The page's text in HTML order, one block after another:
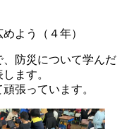
よう（４年）
、防災について学んだ
ます。
張っています。